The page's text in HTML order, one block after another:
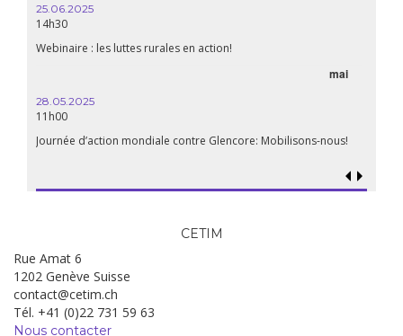
25.06.2025
14h30
Webinaire : les luttes rurales en action!
mai
28.05.2025
11h00
Journée d’action mondiale contre Glencore: Mobilisons-nous!
CETIM
Rue Amat 6
1202 Genève Suisse
contact@cetim.ch
Tél. +41 (0)22 731 59 63
Nous contacter